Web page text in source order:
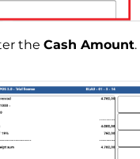
the Cash Amount.